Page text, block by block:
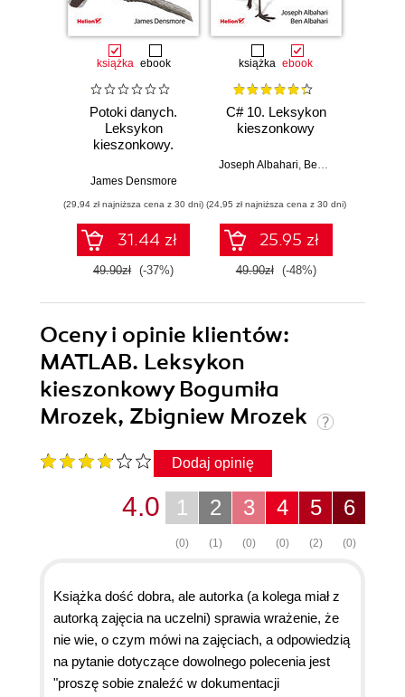
książka ebook
Potoki danych.
Leksykon
kieszonkowy.
przetwarzanie
potrzeby ich
analizy
James Densmore
(29,94 zł najniższa cena z 30 dni)
31.44 zł
49.90zł (-37%)
książka ebook
C# 10. Leksykon
kieszonkowy
Joseph Albahari Ben Albahari
(24,95 zł najniższa cena z 30 dni)
25.95 zł
49.90zł (-48%)
Oceny i opinie klientów:
MATLAB. Leksykon
kieszonkowy Bogumiła
Mrozek, Zbigniew Mrozek
Dodaj opinię
6
(0)
5
(2)
4
(0)
3
(0)
2
(1)
1
(0)
4.0
Książka dość dobra, ale autorka (a kolega miał z
autorką zajęcia na uczelni) sprawia wrażenie, że
nie wie, o czym mówi na zajęciach, a odpowiedzią
na pytanie dotyczące dowolnego polecenia jest
"proszę sobie znaleźć w dokumentacji